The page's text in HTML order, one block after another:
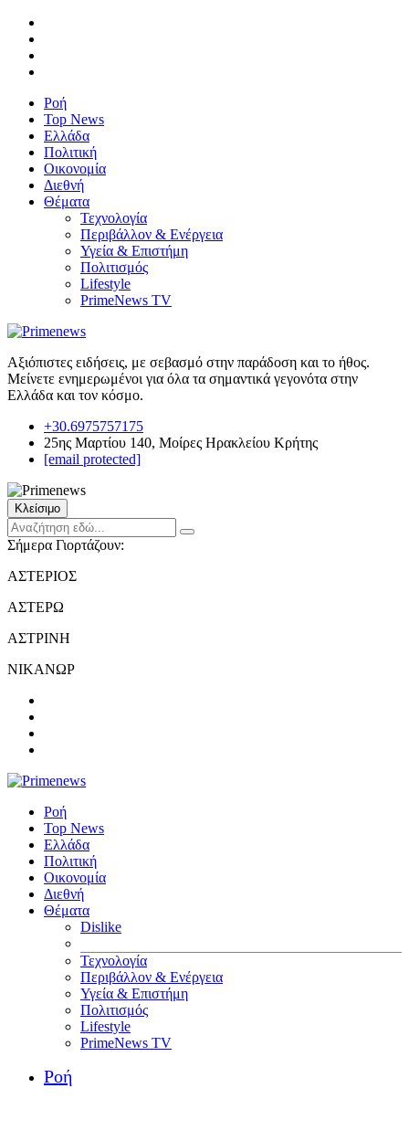
Ροή
Top News
Ελλάδα
Πολιτική
Οικονομία
Διεθνή
Θέματα
Τεχνολογία
Περιβάλλον & Ενέργεια
Υγεία & Επιστήμη
Πολιτισμός
Lifestyle
PrimeNews TV
Αξιόπιστες ειδήσεις, με σεβασμό στην παράδοση και το ήθος.
Μείνετε ενημερωμένοι για όλα τα σημαντικά γεγονότα στην
Ελλάδα και τον κόσμο.
+30.6975757175
25ης Μαρτίου 140, Μοίρες Ηρακλείου Κρήτης
[email protected]
Κλείσιμο
Σήμερα Γιορτάζουν:
ΑΣΤΕΡΙΟΣ
ΑΣΤΕΡΩ
ΑΣΤΡΙΝΗ
ΝΙΚΑΝΩΡ
Ροή
Top News
Ελλάδα
Πολιτική
Οικονομία
Διεθνή
Θέματα
Dislike
Τεχνολογία
Περιβάλλον & Ενέργεια
Υγεία & Επιστήμη
Πολιτισμός
Lifestyle
PrimeNews TV
Ροή